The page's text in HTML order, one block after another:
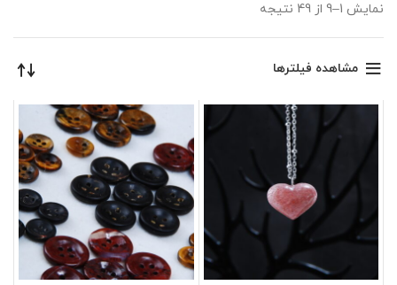
نمایش 1–9 از 49 نتیجه
مشاهده فیلترها